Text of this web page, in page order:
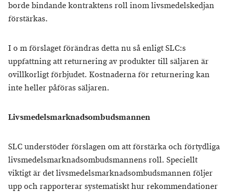
borde bindande kontraktens roll inom livsmedelskedjan
förstärkas.
I o m förslaget förändras detta nu så enligt SLC:s
uppfattning att returnering av produkter till säljaren är
ovillkorligt förbjudet. Kostnaderna för returnering kan
inte heller påföras säljaren.
Livsmedelsmarknadsombudsmannen
SLC understöder förslagen om att förstärka och förtydliga
livsmedelsmarknadsombudsmannens roll. Speciellt
viktigt är det livsmedelsmarknadsombudsmannen följer
upp och rapporterar systematiskt hur rekommendationer